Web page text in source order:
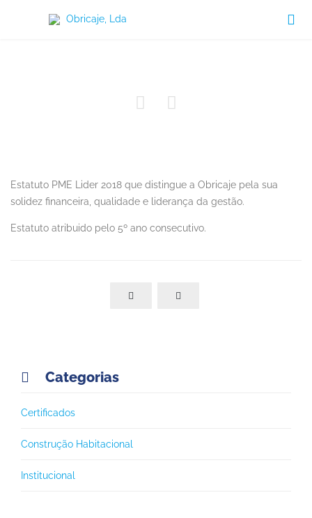

 
Estatuto PME Lider 2018 que distingue a Obricaje pela sua
solidez financeira, qualidade e liderança da gestão.
Estatuto atribuido pelo 5º ano consecutivo.
 
 Categorias
Certificados
Construção Habitacional
Institucional